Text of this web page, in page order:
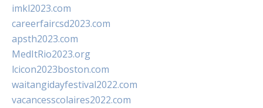
imkl2023.com
careerfaircsd2023.com
apsth2023.com
MedItRio2023.org
lcicon2023boston.com
waitangidayfestival2022.com
vacancesscolaires2022.com